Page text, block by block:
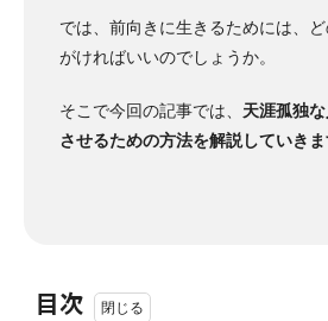
では、前向きに生きるためには、
がければいいのでしょうか。
そこで今回の記事では、 天涯孤独
させるための方法を解説していき
目次